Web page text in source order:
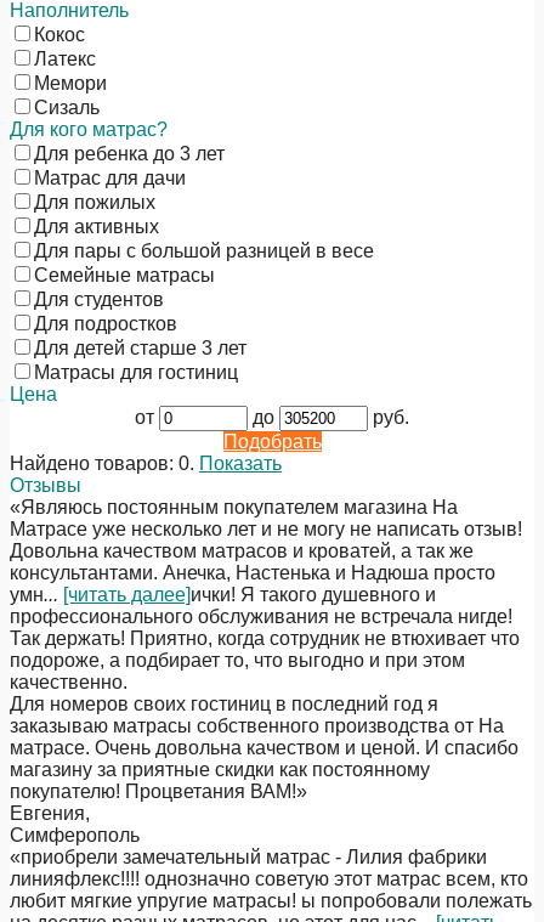
Наполнитель
Кокос
Латекс
Мемори
Сизаль
Для кого матрас?
Для ребенка до 3 лет
Матрас для дачи
Для пожилых
Для активных
Для пары с большой разницей в весе
Семейные матрасы
Для студентов
Для подростков
Для детей старше 3 лет
Матрасы для гостиниц
Цена
от
до
руб.
Подобрать
Найдено товаров: 0. Показать
Отзывы
«Являюсь постоянным покупателем магазина На
Матрасе уже несколько лет и не могу не написать отзыв!
Довольна качеством матрасов и кроватей, а так же
консультантами. Анечка, Настенька и Надюша просто
умн... [читать далее]ички! Я такого душевного и
профессионального обслуживания не встречала нигде!
Так держать! Приятно, когда сотрудник не втюхивает что
подороже, а подбирает то, что выгодно и при этом
качественно.
Для номеров своих гостиниц в последний год я
заказываю матрасы собственного производства от На
матрасе. Очень довольна качеством и ценой. И спасибо
магазину за приятные скидки как постоянному
покупателю! Процветания ВАМ!»
Евгения,
Симферополь
«приобрели замечательный матрас - Лилия фабрики
линияфлекс!!!! однозначно советую этот матрас всем, кто
любит мягкие упругие матрасы! ы попробовали полежать